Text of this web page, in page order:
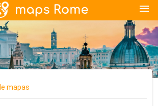
menu
mapas